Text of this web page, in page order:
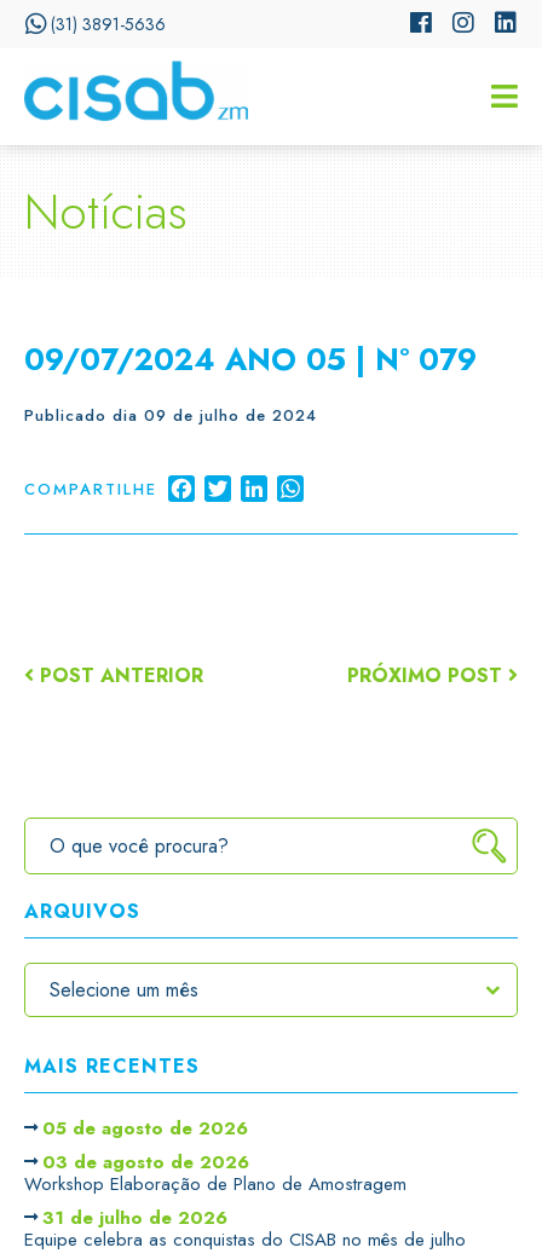
(31) 3891-5636
Notícias
09/07/2024 ANO 05 | Nº 079
Publicado dia 09 de julho de 2024
COMPARTILHE FacebookTwitterLinkedIn
POST ANTERIOR PRÓXIMO POST
ARQUIVOS
MAIS RECENTES
05 de agosto de 2026
03 de agosto de 2026
Workshop Elaboração de Plano de Amostragem
31 de julho de 2026
Equipe celebra as conquistas do CISAB no mês de julho
CISSA